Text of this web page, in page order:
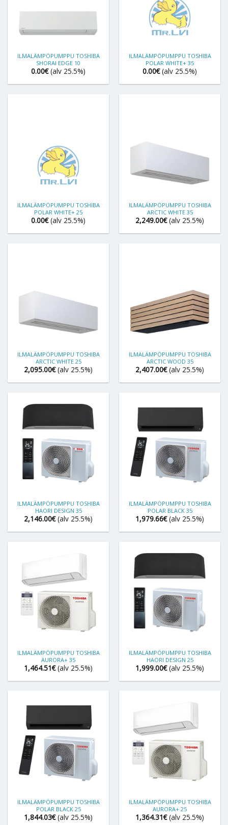
ILMALÄMPÖPUMPPU TOSHIBA
SHORAI EDGE 10
0.00€ (alv 25.5%)
ILMALÄMPÖPUMPPU TOSHIBA
POLAR WHITE+ 35
0.00€ (alv 25.5%)
ILMALÄMPÖPUMPPU TOSHIBA
POLAR WHITE+ 25
0.00€ (alv 25.5%)
ILMALÄMPÖPUMPPU TOSHIBA
ARCTIC WHITE 35
2,249.00€ (alv 25.5%)
ILMALÄMPÖPUMPPU TOSHIBA
ARCTIC WHITE 25
2,095.00€ (alv 25.5%)
ILMALÄMPÖPUMPPU TOSHIBA
ARCTIC WOOD 35
2,407.00€ (alv 25.5%)
ILMALÄMPÖPUMPPU TOSHIBA
HAORI DESIGN 35
2,146.00€ (alv 25.5%)
ILMALÄMPÖPUMPPU TOSHIBA
POLAR BLACK 35
1,979.66€ (alv 25.5%)
ILMALÄMPÖPUMPPU TOSHIBA
AURORA+ 35
1,464.51€ (alv 25.5%)
ILMALÄMPÖPUMPPU TOSHIBA
HAORI DESIGN 25
1,999.00€ (alv 25.5%)
ILMALÄMPÖPUMPPU TOSHIBA
POLAR BLACK 25
1,844.03€ (alv 25.5%)
ILMALÄMPÖPUMPPU TOSHIBA
AURORA+ 25
1,364.31€ (alv 25.5%)